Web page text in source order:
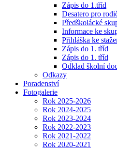
Zápis do 1.tříd
Desatero pro
Předškolácké
Informace ke
Přihláška ke
Zápis do 1. tříd
Zápis do 1. tříd
Odklad školní
Odkazy
Poradenství
Fotogalerie
Rok 2025-2026
Rok 2024-2025
Rok 2023-2024
Rok 2022-2023
Rok 2021-2022
Rok 2020-2021